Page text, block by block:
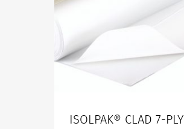
ISOLPAK® CLAD 7-PLY